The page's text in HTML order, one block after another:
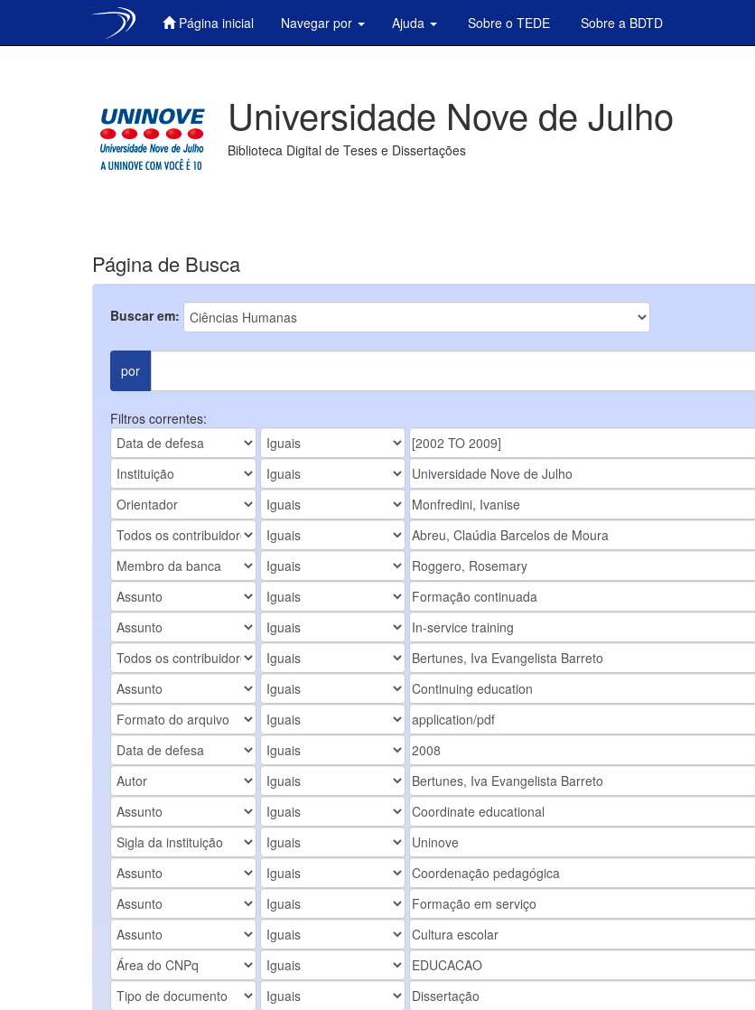
Página inicial Navegar por Ajuda Sobre o TEDE Sobre a BDTD
Universidade Nove de Julho
Biblioteca Digital de Teses e Dissertações
Página de Busca
Buscar em:
por
Filtros correntes: